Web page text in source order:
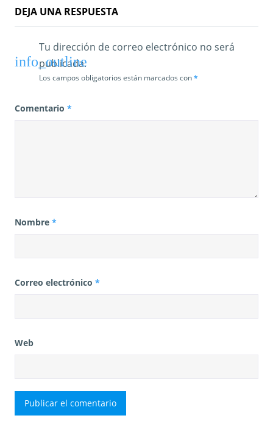
a
DEJA UNA RESPUESTA
Tu dirección de correo electrónico no será
publicada.
Los campos obligatorios están marcados con*
Comentario *
Nombre *
Correo electrónico *
Web